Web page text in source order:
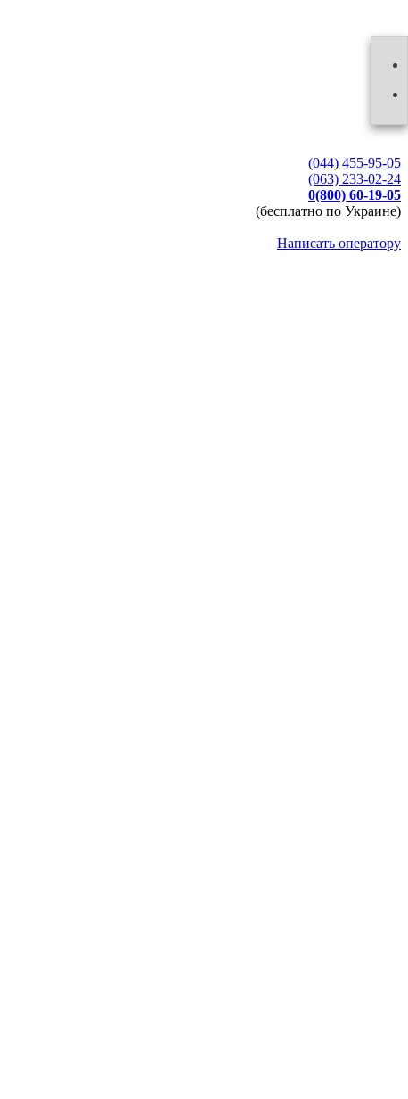
(044) 455-95-05
(063) 233-02-24
0(800) 60-19-05
(бесплатно по Украине)
Написать оператору